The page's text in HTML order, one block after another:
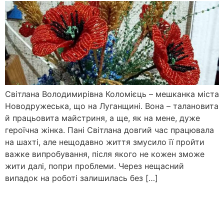
Світлана Володимирівна Коломієць – мешканка міста
Новодружеська, що на Луганщині. Вона – талановита
й працьовита майстриня, а ще, як на мене, дуже
героїчна жінка. Пані Світлана довгий час працювала
на шахті, але нещодавно життя змусило її пройти
важке випробування, після якого не кожен зможе
жити далі, попри проблеми. Через нещасний
випадок на роботі залишилась без […]